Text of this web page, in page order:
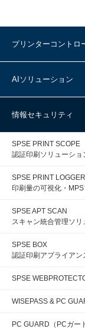
プリンターコントロ
AIソリューション
情報セキュリティ
SPSE PRINT SCOPE
認証印刷ソリューショ
SPSE PRINT LOGGER
印刷量の可視化・
SPSE APT SCAN
スキャン統合管理ソリ
SPSE BOX
認証印刷アプライアン
SPSE
WISEPASS & PC
PC GUARD（PCガー